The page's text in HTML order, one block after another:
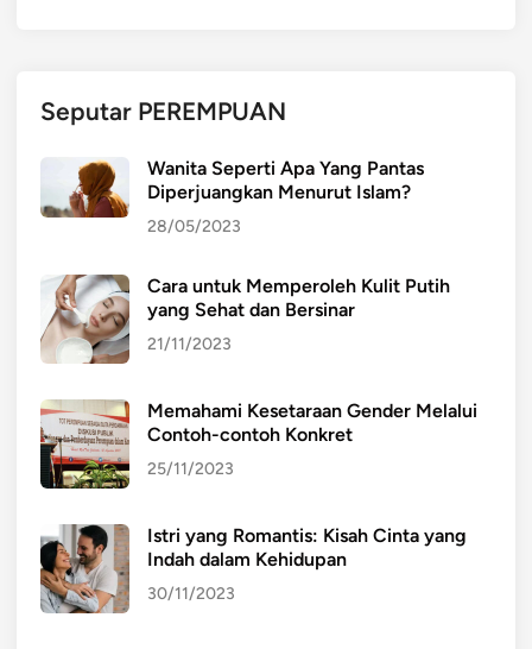
Seputar PEREMPUAN
Wanita Seperti Apa Yang Pantas
Diperjuangkan Menurut Islam?
28/05/2023
Cara untuk Memperoleh Kulit Putih
yang Sehat dan Bersinar
21/11/2023
Memahami Kesetaraan Gender Melalui
Contoh-contoh Konkret
25/11/2023
Istri yang Romantis: Kisah Cinta yang
Indah dalam Kehidupan
30/11/2023